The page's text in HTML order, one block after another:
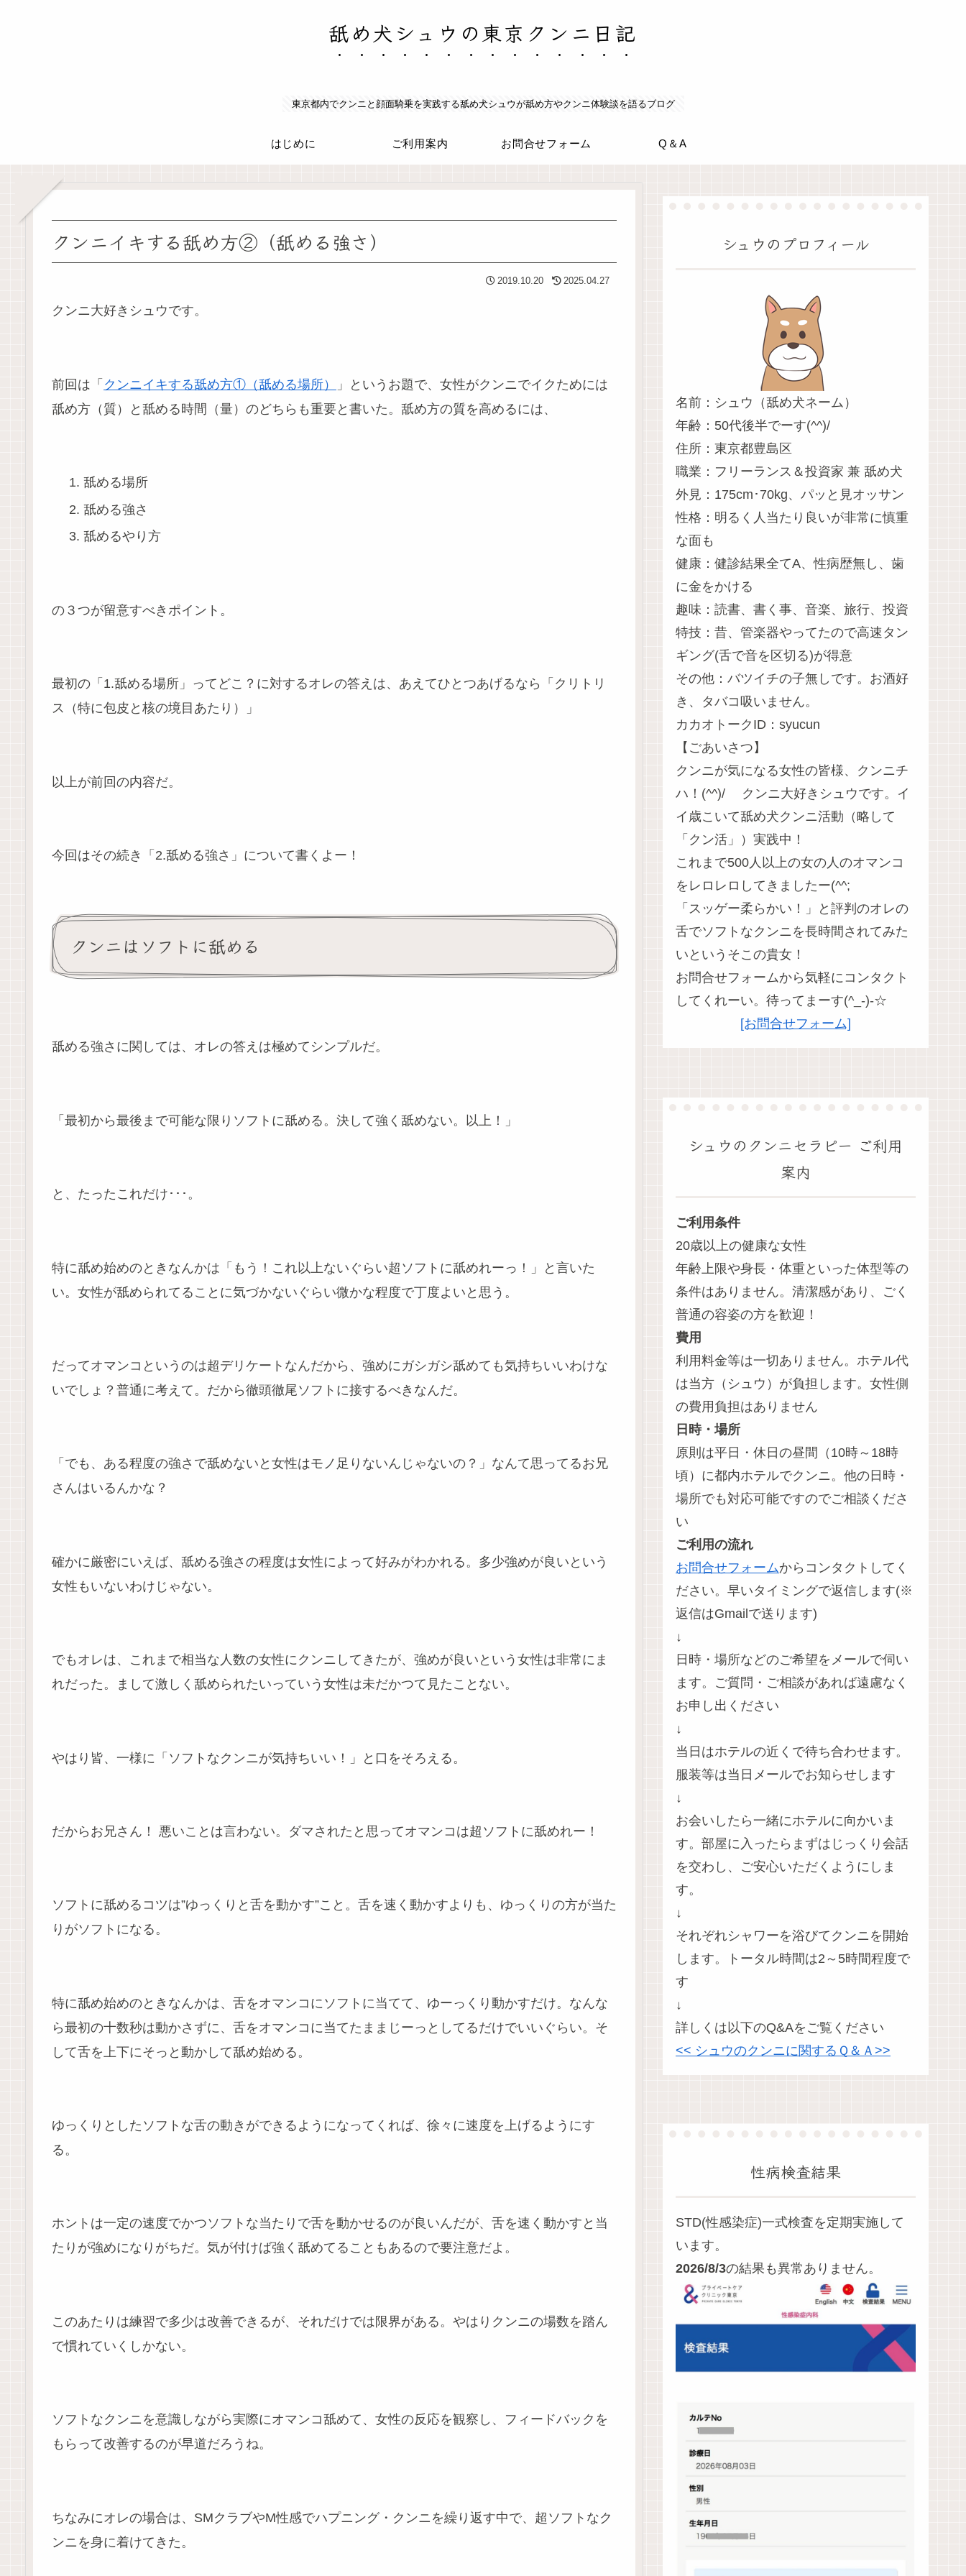
舐め犬シュウの東京クンニ日記
東京都内でクンニと顔面騎乗を実践する舐め犬シュウが舐め方やクンニ体験談を語るブログ
はじめに ご利用案内 お問合せフォーム Q＆A
クンニイキする舐め方②（舐める強さ）
2019.10.20 2025.04.27
クンニ大好きシュウです。
前回は「 クンニイキする舐め方①（舐める場所）
」というお題で、女性がクンニでイクためには
舐め方（質）と舐める時間（量）のどちらも重要と書いた。舐め方の質を高めるには、
舐める場所
舐める強さ
舐めるやり方
の３つが留意すべきポイント。
最初の「1.舐める場所」ってどこ？に対するオレの答えは、あえてひとつあげるなら「クリトリ
ス（特に包皮と核の境目あたり）」
以上が前回の内容だ。
今回はその続き「2.舐める強さ」について書くよー！
クンニはソフトに舐める
舐める強さに関しては、オレの答えは極めてシンプルだ。
「最初から最後まで可能な限りソフトに舐める。決して強く舐めない。以上！」
と、たったこれだけ･･･。
特に舐め始めのときなんかは「もう！これ以上ないぐらい超ソフトに舐めれーっ！」と言いた
い。女性が舐められてることに気づかないぐらい微かな程度で丁度よいと思う。
だってオマンコというのは超デリケートなんだから、強めにガシガシ舐めても気持ちいいわけな
いでしょ？普通に考えて。だから徹頭徹尾ソフトに接するべきなんだ。
「でも、ある程度の強さで舐めないと女性はモノ足りないんじゃないの？」なんて思ってるお兄
さんはいるんかな？
確かに厳密にいえば、舐める強さの程度は女性によって好みがわかれる。多少強めが良いという
女性もいないわけじゃない。
でもオレは、これまで相当な人数の女性にクンニしてきたが、強めが良いという女性は非常にま
れだった。まして激しく舐められたいっていう女性は未だかつて見たことない。
やはり皆、一様に「ソフトなクンニが気持ちいい！」と口をそろえる。
だからお兄さん！ 悪いことは言わない。ダマされたと思ってオマンコは超ソフトに舐めれー！
ソフトに舐めるコツは”ゆっくりと舌を動かす”こと。舌を速く動かすよりも、ゆっくりの方が当た
りがソフトになる。
特に舐め始めのときなんかは、舌をオマンコにソフトに当てて、ゆーっくり動かすだけ。なんな
ら最初の十数秒は動かさずに、舌をオマンコに当てたままじーっとしてるだけでいいぐらい。そ
して舌を上下にそっと動かして舐め始める。
ゆっくりとしたソフトな舌の動きができるようになってくれば、徐々に速度を上げるようにす
る。
ホントは一定の速度でかつソフトな当たりで舌を動かせるのが良いんだが、舌を速く動かすと当
たりが強めになりがちだ。気が付けば強く舐めてることもあるので要注意だよ。
このあたりは練習で多少は改善できるが、それだけでは限界がある。やはりクンニの場数を踏ん
で慣れていくしかない。
ソフトなクンニを意識しながら実際にオマンコ舐めて、女性の反応を観察し、フィードバックを
もらって改善するのが早道だろうね。
ちなみにオレの場合は、SMクラブやM性感でハプニング・クンニを繰り返す中で、超ソフトなク
ンニを身に着けてきた。
シュウのプロフィール
名前：シュウ（舐め犬ネーム）
年齢：50代後半でーす(^^)/
住所：東京都豊島区
職業：フリーランス＆投資家 兼 舐め犬
外見：175cm･70kg、パッと見オッサン
性格：明るく人当たり良いが非常に慎重
な面も
健康：健診結果全てA、性病歴無し、歯
に金をかける
趣味：読書、書く事、音楽、旅行、投資
特技：昔、管楽器やってたので高速タン
ギング(舌で音を区切る)が得意
その他：バツイチの子無しです。お酒好
き、タバコ吸いません。
カカオトークID：syucun
【ごあいさつ】
クンニが気になる女性の皆様、クンニチ
ハ！(^^)/ クンニ大好きシュウです。イ
イ歳こいて舐め犬クンニ活動（略して
「クン活」）実践中！
これまで500人以上の女の人のオマンコ
をレロレロしてきましたー(^^;
「スッゲー柔らかい！」と評判のオレの
舌でソフトなクンニを長時間されてみた
いというそこの貴女！
お問合せフォームから気軽にコンタクト
してくれーい。待ってまーす(^_-)-☆
[お問合せフォーム]
シュウのクンニセラピー ご利用
案内
ご利用条件
20歳以上の健康な女性
年齢上限や身長・体重といった体型等の
条件はありません。清潔感があり、ごく
普通の容姿の方を歓迎！
費用
利用料金等は一切ありません。ホテル代
は当方（シュウ）が負担します。女性側
の費用負担はありません
日時・場所
原則は平日・休日の昼間（10時～18時
頃）に都内ホテルでクンニ。他の日時・
場所でも対応可能ですのでご相談くださ
い
ご利用の流れ
お問合せフォームからコンタクトしてく
ださい。早いタイミングで返信します(※
返信はGmailで送ります)
↓
日時・場所などのご希望をメールで伺い
ます。ご質問・ご相談があれば遠慮なく
お申し出ください
↓
当日はホテルの近くで待ち合わせます。
服装等は当日メールでお知らせします
↓
お会いしたら一緒にホテルに向かいま
す。部屋に入ったらまずはじっくり会話
を交わし、ご安心いただくようにしま
す。
↓
それぞれシャワーを浴びてクンニを開始
します。トータル時間は2～5時間程度で
す
↓
詳しくは以下のQ&Aをご覧ください
<< シュウのクンニに関するＱ＆Ａ>>
性病検査結果
STD(性感染症)一式検査を定期実施して
います。
2026/8/3の結果も異常ありません。